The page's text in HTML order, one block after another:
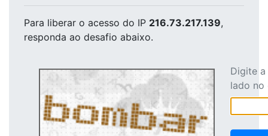
Para liberar o acesso do IP 216.73.217.139,
responda ao desafio abaixo.
Digite
lado no